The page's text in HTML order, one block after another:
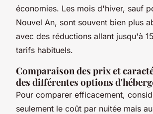
économies. Les mois d'hiver, sauf
Nouvel An, sont souvent bien plus
avec des réductions allant jusqu'à
tarifs habituels.
Comparaison des prix et
des différentes options
Pour comparer efficacement,
seulement le coût par nuitée mais